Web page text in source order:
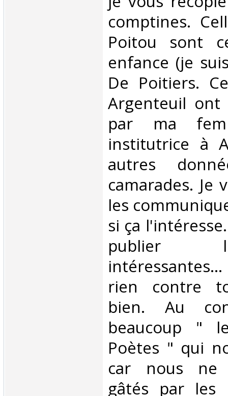
comptines.
Poitou sont
enfance (je
De Poitiers.
Argenteuil ont
par ma
institutrice à
autres
camarades. Je
les
si ça
publier
rien contre
bien. Au
beaucoup "
Poètes " qui
car nous ne
gâtés par les